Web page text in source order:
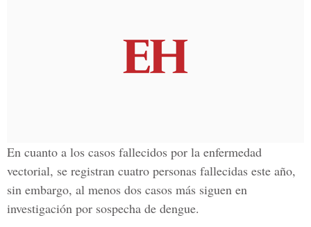
En cuanto a los casos fallecidos por la enfermedad
vectorial, se registran cuatro personas fallecidas este año,
sin embargo, al menos dos casos más siguen en
investigación por sospecha de dengue.